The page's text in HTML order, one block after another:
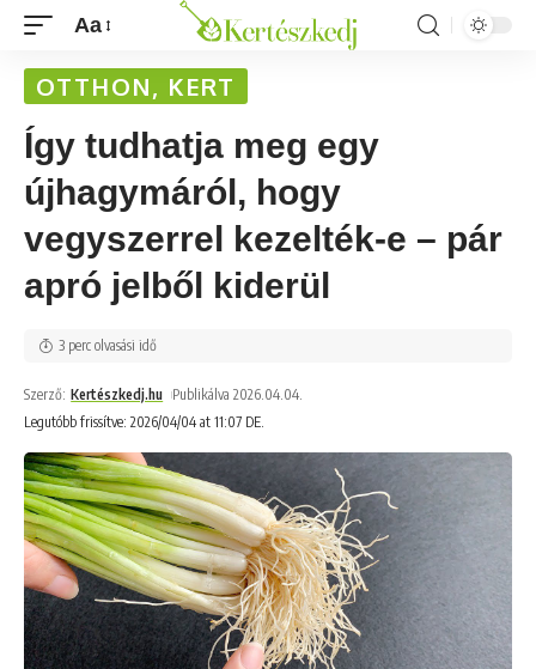
Aa
OTTHON, KERT
Így tudhatja meg egy
újhagymáról, hogy
vegyszerrel kezelték-e – pár
apró jelből kiderül
Legutóbb frissítve: 2026/04/04 at 11:07 DE.
Szerző: Kertészkedj.hu Publikálva 2026.04.04.
3 perc olvasási idő